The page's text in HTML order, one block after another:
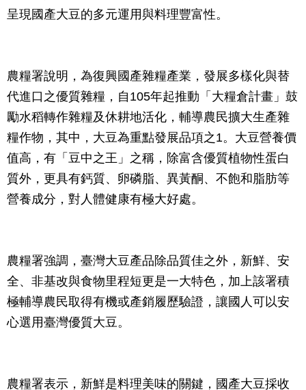
呈現國產大豆的多元運用與料理豐富性。
農糧署說明，為復興國產雜糧產業，發展多樣化與替
代進口之優質雜糧，自105年起推動「大糧倉計畫」鼓
勵水稻轉作雜糧及休耕地活化，輔導農民擴大生產雜
糧作物，其中，大豆為重點發展品項之1。大豆營養價
值高，有「豆中之王」之稱，除富含優質植物性蛋白
質外，更具有鈣質、卵磷脂、異黃酮、不飽和脂肪等
營養成分，對人體健康有極大好處。
農糧署強調，臺灣大豆產品除品質佳之外，新鮮、安
全、非基改與食物里程短更是一大特色，加上該署積
極輔導農民取得有機或產銷履歷驗證，讓國人可以安
心選用臺灣優質大豆。
農糧署表示，新鮮是料理美味的關鍵，國產大豆採收